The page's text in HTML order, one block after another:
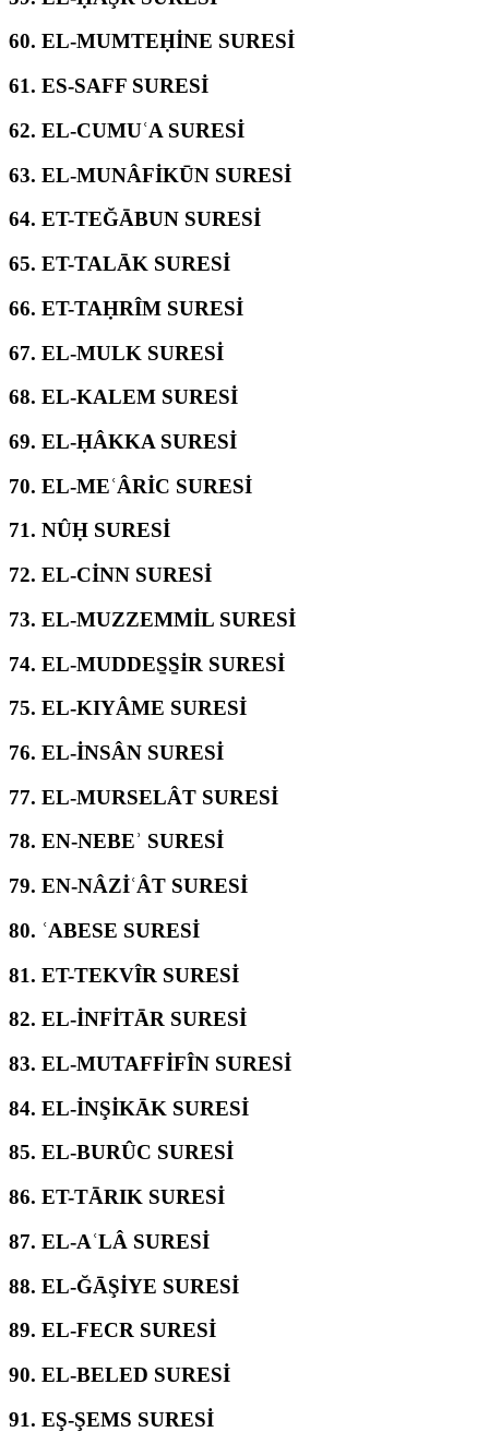
60. EL-MUMTEḤİNE SURESİ
61. ES-SAFF SURESİ
62. EL-CUMUʿA SURESİ
63. EL-MUNÂFİKŪN SURESİ
64. ET-TEĞĀBUN SURESİ
65. ET-TALĀK SURESİ
66. ET-TAḤRÎM SURESİ
67. EL-MULK SURESİ
68. EL-KALEM SURESİ
69. EL-ḤÂKKA SURESİ
70. EL-MEʿÂRİC SURESİ
71. NÛḤ SURESİ
72. EL-CİNN SURESİ
73. EL-MUZZEMMİL SURESİ
74. EL-MUDDES̱S̱İR SURESİ
75. EL-KIYÂME SURESİ
76. EL-İNSÂN SURESİ
77. EL-MURSELÂT SURESİ
78. EN-NEBEʾ SURESİ
79. EN-NÂZİʿÂT SURESİ
80. ʿABESE SURESİ
81. ET-TEKVÎR SURESİ
82. EL-İNFİTĀR SURESİ
83. EL-MUTAFFİFÎN SURESİ
84. EL-İNŞİKĀK SURESİ
85. EL-BURÛC SURESİ
86. ET-TĀRIK SURESİ
87. EL-AʿLÂ SURESİ
88. EL-ĞĀŞİYE SURESİ
89. EL-FECR SURESİ
90. EL-BELED SURESİ
91. EŞ-ŞEMS SURESİ